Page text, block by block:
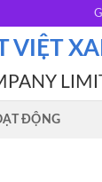
VIỆT
ĐỘNG